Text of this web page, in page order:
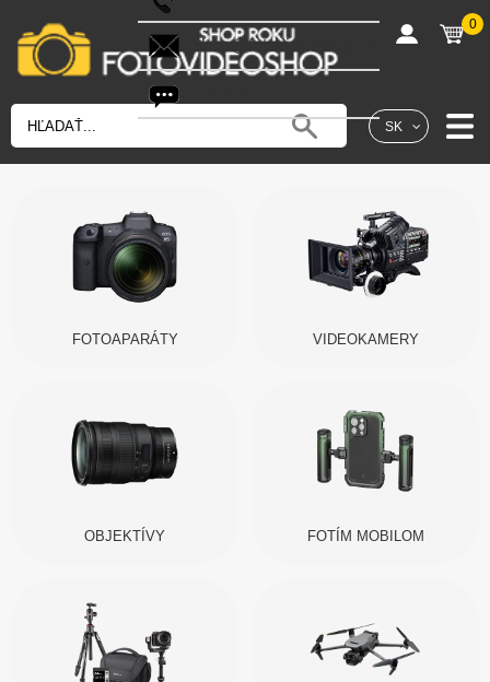
SK
shop@fotovideoshop.sk
0
FOTOAPARÁTY VIDEOKAMERY
OBJEKTÍVY FOTÍM MOBILOM